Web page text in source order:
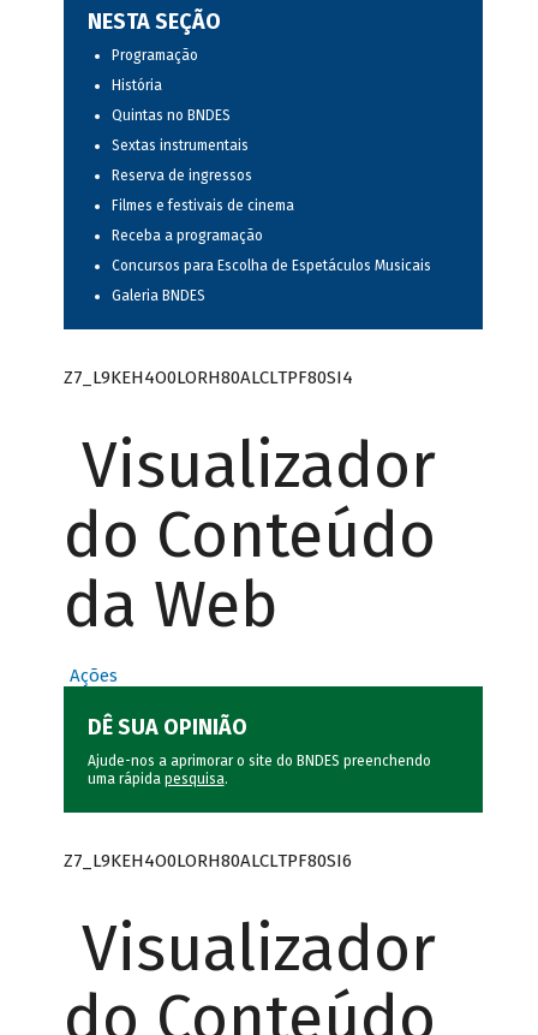
NESTA SEÇÃO
Programação
História
Quintas no BNDES
Sextas instrumentais
Reserva de ingressos
Filmes e festivais de cinema
Receba a programação
Concursos para Escolha de Espetáculos Musicais
Galeria BNDES
Z7_L9KEH4O0LORH80ALCLTPF80SI4
Visualizador
do Conteúdo
da Web
Ações
DÊ SUA OPINIÃO
Ajude-nos a aprimorar o site do BNDES preenchendo
uma rápida pesquisa.
Z7_L9KEH4O0LORH80ALCLTPF80SI6
Visualizador
do Conteúdo